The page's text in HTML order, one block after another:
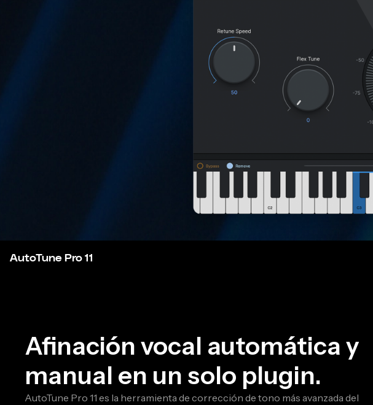
AutoTune Pro 11
Afinación vocal automática y
manual en un solo plugin.
AutoTune Pro 11 es la herramienta de corrección de tono más avanzada del